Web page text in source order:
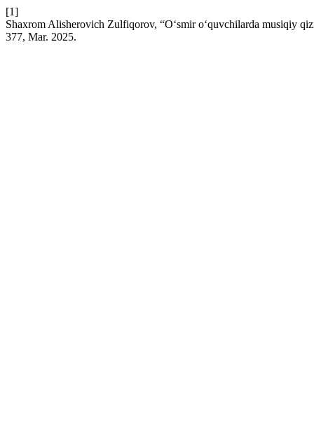
[1]
Shaxrom Alisherovich Zulfiqorov, “O‘smir o‘quvchilarda musiqiy
377, Mar. 2025.